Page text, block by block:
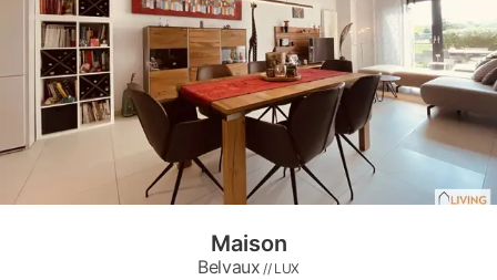
Maison
Belvaux // LUX